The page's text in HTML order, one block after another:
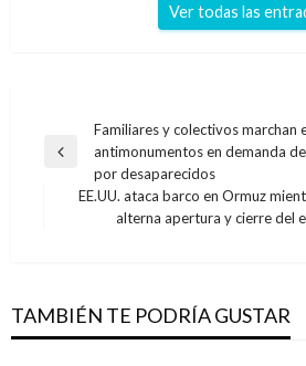
Ver todas las
Navegación
de
entradas
Entrada
anterior
Familiares y colectivos marchan
antimonumentos en demanda
por desaparecidos
EE.UU. ataca barco en Ormuz
alterna apertura y cierre del
TAMBIÉN TE PODRÍA GUSTAR